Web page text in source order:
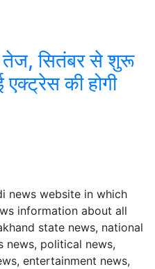
तेज, सितंबर से शुरू
की होगी
news website in which
information about all
state news, national
news, political news,
entertainment news,